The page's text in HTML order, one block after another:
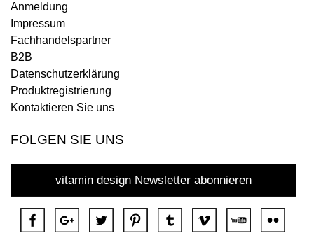
Anmeldung
Impressum
Fachhandelspartner
B2B
Datenschutzerklärung
Produktregistrierung
Kontaktieren Sie uns
FOLGEN SIE UNS
vitamin design Newsletter abonnieren